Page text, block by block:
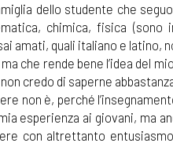
dello studente che
chimica, fisica (sono
quali italiano e latino,
che rende bene l’idea del
credo di saperne
non è, perché
esperienza ai giovani, ma
con altrettanto